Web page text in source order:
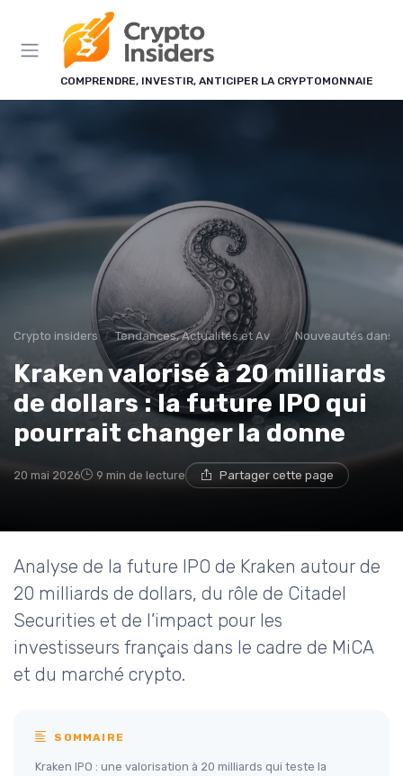
COMPRENDRE, INVESTIR, ANTICIPER LA CRYPTOMONNAIE
Crypto insiders Tendances, Actualités et Avenir Nouveautés dans
Kraken valorisé à 20 milliards
de dollars : la future IPO qui
pourrait changer la donne
20 mai 2026 9 min de lecture Partager cette page
Analyse de la future IPO de Kraken autour de
20 milliards de dollars, du rôle de Citadel
Securities et de l’impact pour les
investisseurs français dans le cadre de MiCA
et du marché crypto.
SOMMAIRE
Kraken IPO : une valorisation à 20 milliards qui teste la
Panneau de gestion des cookies